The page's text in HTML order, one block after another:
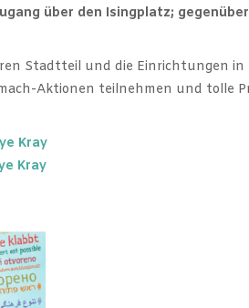
über den Isingplatz;
Stadtteil und die Einrichtungen
Aktionen teilnehmen und tolle
Kray
Kray